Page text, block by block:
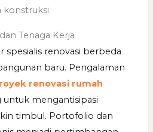
konstruksi.
Tenaga Kerja
renovasi berbeda
baru. Pengalaman
renovasi rumah
mengantisipasi
timbul. Portofolio dan